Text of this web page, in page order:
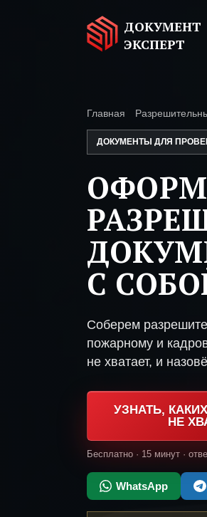
ДОКУМЕНТ
ЭКСПЕРТ
Главная
ДОКУМЕНТЫ ДЛЯ
С
Соберем
пожарному и
не хватает, и
УЗНАТЬ,
НЕ
Бесплатно · 15 минут ·
WhatsApp